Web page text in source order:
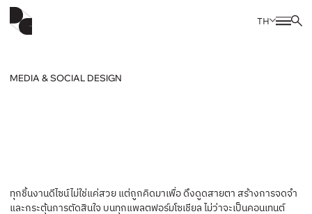
TH
MEDIA & SOCIAL DESIGN
ทุกชิ้นงานดีไซน์ไม่ใช่แค่สวย แต่ถูกคิดมาเพื่อ ดึงดูดสายตา สร้างการจดจำ
และกระตุ้นการตัดสินใจ บนทุกแพลตฟอร์มโซเชียล ไม่ว่าจะเป็นคอนเทนต์